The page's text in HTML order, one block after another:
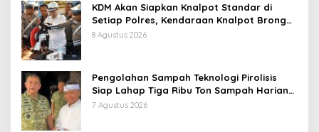
KDM Akan Siapkan Knalpot Standar di
Setiap Polres, Kendaraan Knalpot Brong
Tertangkap Langsung Ganti
8 Agustus 2026
Pengolahan Sampah Teknologi Pirolisis
Siap Lahap Tiga Ribu Ton Sampah Harian
Jawa Barat
7 Agustus 2026